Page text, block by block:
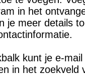
in het
je meer details
kunt je e-
in het zoekveld